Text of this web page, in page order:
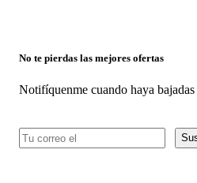
No te pierdas las mejores ofertas
Notifíquenme cuando haya